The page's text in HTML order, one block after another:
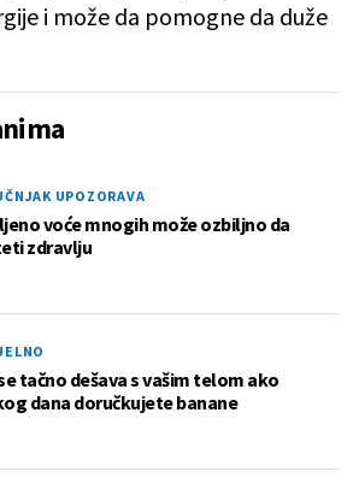
i može da pomogne da duže
UPOZORAVA
voće mnogih može ozbiljno da
zdravlju
tačno dešava s vašim telom ako
dana doručkujete banane